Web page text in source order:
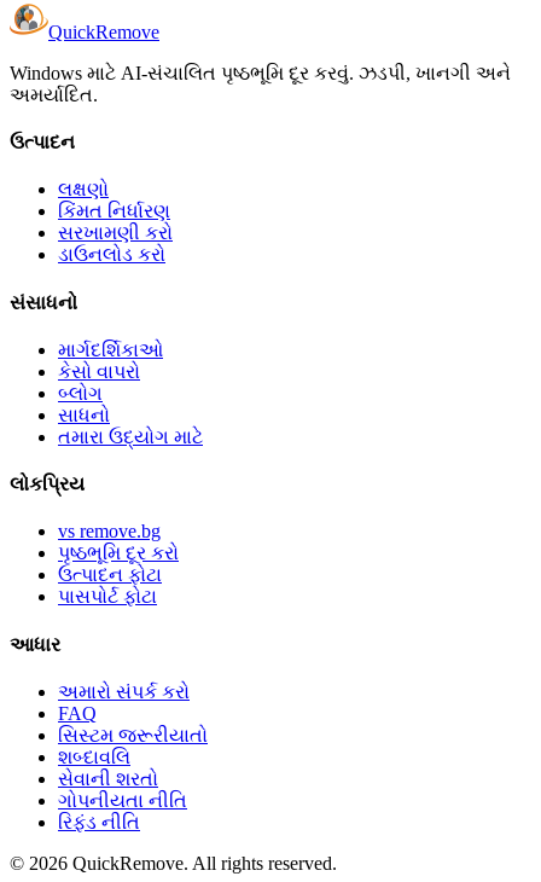
QuickRemove
Windows માટે AI-સંચાલિત પૃષ્ઠભૂમિ દૂર કરવું. ઝડપી, ખાનગી અને
અમર્યાદિત.
ઉત્પાદન
લક્ષણો
કિંમત નિર્ધારણ
સરખામણી કરો
ડાઉનલોડ કરો
સંસાધનો
માર્ગદર્શિકાઓ
કેસો વાપરો
બ્લોગ
સાધનો
તમારા ઉદ્યોગ માટે
લોકપ્રિય
vs remove.bg
પૃષ્ઠભૂમિ દૂર કરો
ઉત્પાદન ફોટા
પાસપોર્ટ ફોટા
આધાર
અમારો સંપર્ક કરો
FAQ
સિસ્ટમ જરૂરીયાતો
શબ્દાવલિ
સેવાની શરતો
ગોપનીયતા નીતિ
રિફંડ નીતિ
© 2026 QuickRemove. All rights reserved.